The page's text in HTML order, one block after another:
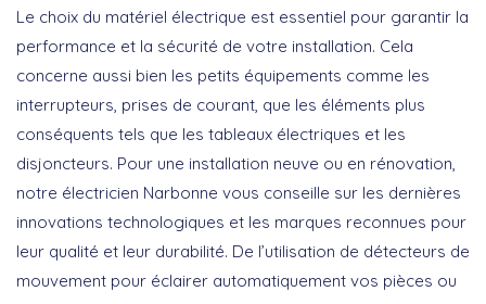
Le choix du matériel électrique est essentiel pour garantir la
performance et la sécurité de votre installation. Cela
concerne aussi bien les petits équipements comme les
interrupteurs, prises de courant, que les éléments plus
conséquents tels que les tableaux électriques et les
disjoncteurs. Pour une installation neuve ou en rénovation,
notre électricien Narbonne vous conseille sur les dernières
innovations technologiques et les marques reconnues pour
leur qualité et leur durabilité. De l’utilisation de détecteurs de
mouvement pour éclairer automatiquement vos pièces ou